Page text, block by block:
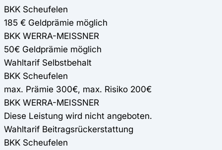
BKK Scheufelen
185 € Geldprämie möglich
BKK WERRA-MEISSNER
50€ Geldprämie möglich
Wahltarif Selbstbehalt
BKK Scheufelen
max. Prämie 300€, max. Risiko 200€
BKK WERRA-MEISSNER
Diese Leistung wird nicht angeboten.
Wahltarif Beitragsrückerstattung
BKK Scheufelen